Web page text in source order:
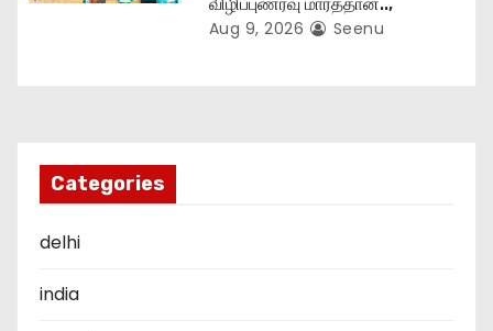
Aug 9, 2026 Seenu
Categories
delhi
india